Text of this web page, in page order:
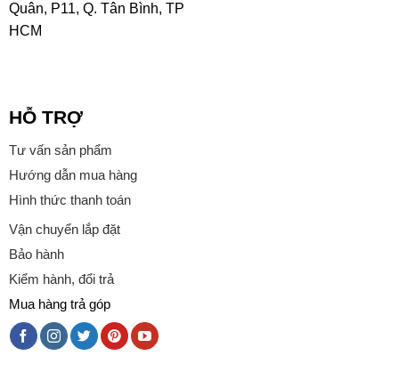
Quân, P11, Q. Tân Bình, TP
HCM
HỖ TRỢ
Tư vấn sản phẩm
Hướng dẫn mua hàng
Hình thức thanh toán
Vận chuyển lắp đặt
Bảo hành
Kiểm hành, đổi trả
Mua hàng trả góp